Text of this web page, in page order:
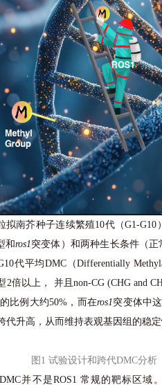
南芥种子连续繁殖10代（G1-
和ros1突变体）和两种生长条件（
代平均DMC（Differentially
2倍以上， 并且non-CG (CHG and
比例大约50%，而在ros1突变体中
升高，从而维持表观基因组的稳定
图1 试验设计和跨代DMC分析
并不是ROS1 常规的靶标区域